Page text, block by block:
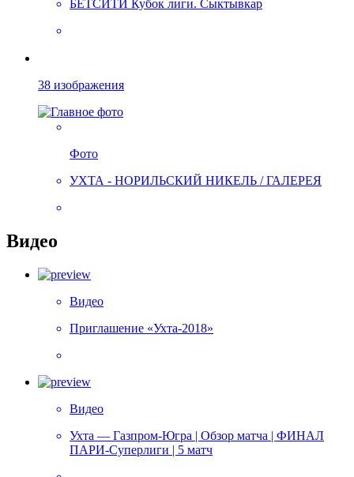
БЕТСИТИ Кубок лиги. Сыктывкар
38 изображения
Фото
УХТА - НОРИЛЬСКИЙ НИКЕЛЬ / ГАЛЕРЕЯ
Видео
Видео
Приглашение «Ухта-2018»
Видео
Ухта — Газпром-Югра | Обзор матча | ФИНАЛ
ПАРИ-Суперлиги | 5 матч